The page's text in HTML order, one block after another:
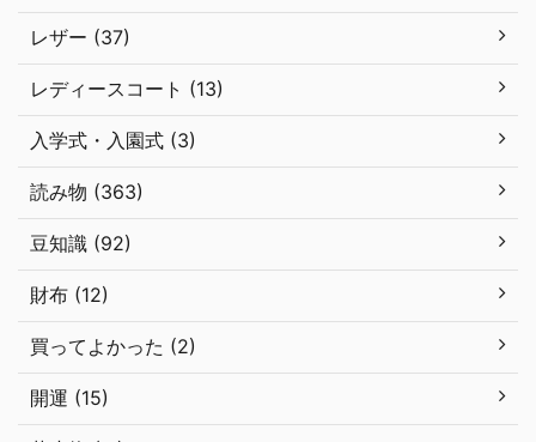
レザー (37)
レディースコート (13)
入学式・入園式 (3)
読み物 (363)
豆知識 (92)
財布 (12)
買ってよかった (2)
開運 (15)